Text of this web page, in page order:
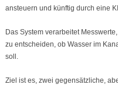
ansteuern und künftig durch eine
Das System verarbeitet
zu entscheiden, ob Wasser im
soll.
Ziel ist es, zwei gegensätzliche,